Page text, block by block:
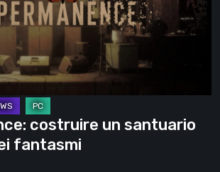
costruire un santuario
fantasmi